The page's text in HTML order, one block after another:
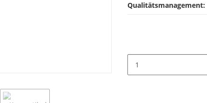
Qualitätsmanagement: